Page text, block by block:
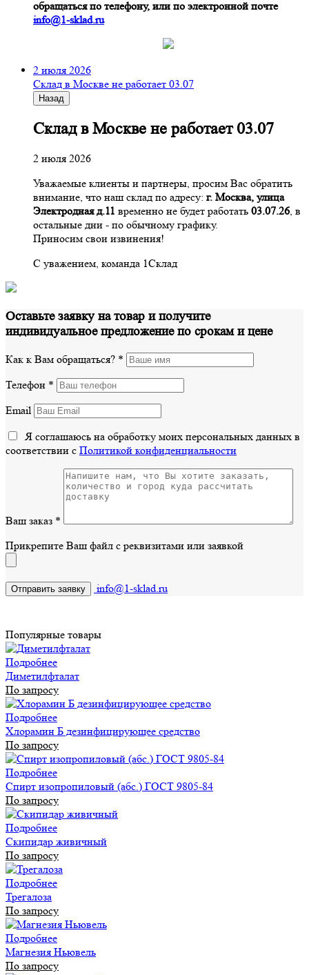
обращаться по телефону, или по электронной почте
info@1-sklad.ru
2 июля 2026
Склад в Москве не работает 03.07
Назад
Склад в Москве не работает 03.07
2 июля 2026
Уважаемые клиенты и партнеры, просим Вас обратить
внимание, что наш склад по адресу: г. Москва, улица
Электродная д.11 временно не будет работать 03.07.26, в
остальные дни - по обычному графику.
Приносим свои извинения!
С уважением, команда 1Склад
Оставьте заявку на товар и получите
индивидуальное предложение по срокам и цене
Как к Вам обращаться? *
Телефон *
Email
Я соглашаюсь на обработку моих персональных данных в
соответствии с Политикой конфиденциальности
Ваш заказ *
Прикрепите Ваш файл с реквизитами или заявкой
info@1-sklad.ru
Популярные товары
Подробнее
Диметилфталат
По запросу
Подробнее
Хлорамин Б дезинфицирующее средство
По запросу
Подробнее
Спирт изопропиловый (абс.) ГОСТ 9805-84
По запросу
Подробнее
Скипидар живичный
По запросу
Подробнее
Трегалоза
По запросу
Подробнее
Магнезия Ньювель
По запросу